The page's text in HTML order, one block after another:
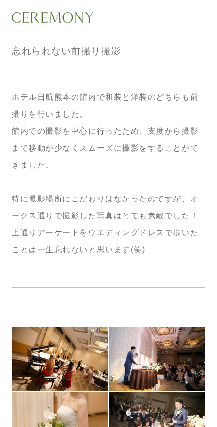
忘れられない前撮り撮影
ホテル日航熊本の館内で和装と洋装のどちらも前
撮りを行いました。
館内での撮影を中心に行ったため、支度から撮影
まで移動が少なくスムーズに撮影をすることがで
きました。
特に撮影場所にこだわりはなかったのですが、オ
ークス通りで撮影した写真はとても素敵でした！
上通りアーケードをウエディングドレスで歩いた
ことは一生忘れないと思います(笑)